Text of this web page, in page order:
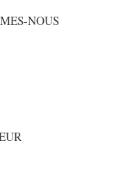
NOUS